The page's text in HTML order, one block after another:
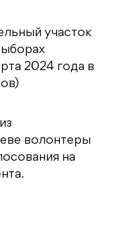
участок
2024 года в
волонтеры
на